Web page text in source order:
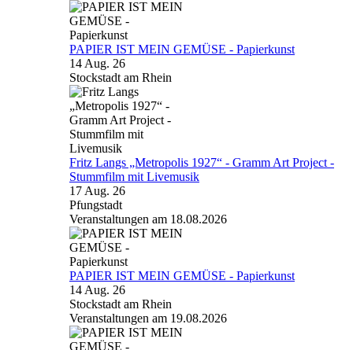
PAPIER IST MEIN GEMÜSE - Papierkunst
14 Aug. 26
Stockstadt am Rhein
Fritz Langs „Metropolis 1927“ - Gramm Art Project -
Stummfilm mit Livemusik
17 Aug. 26
Pfungstadt
Veranstaltungen am 18.08.2026
PAPIER IST MEIN GEMÜSE - Papierkunst
14 Aug. 26
Stockstadt am Rhein
Veranstaltungen am 19.08.2026